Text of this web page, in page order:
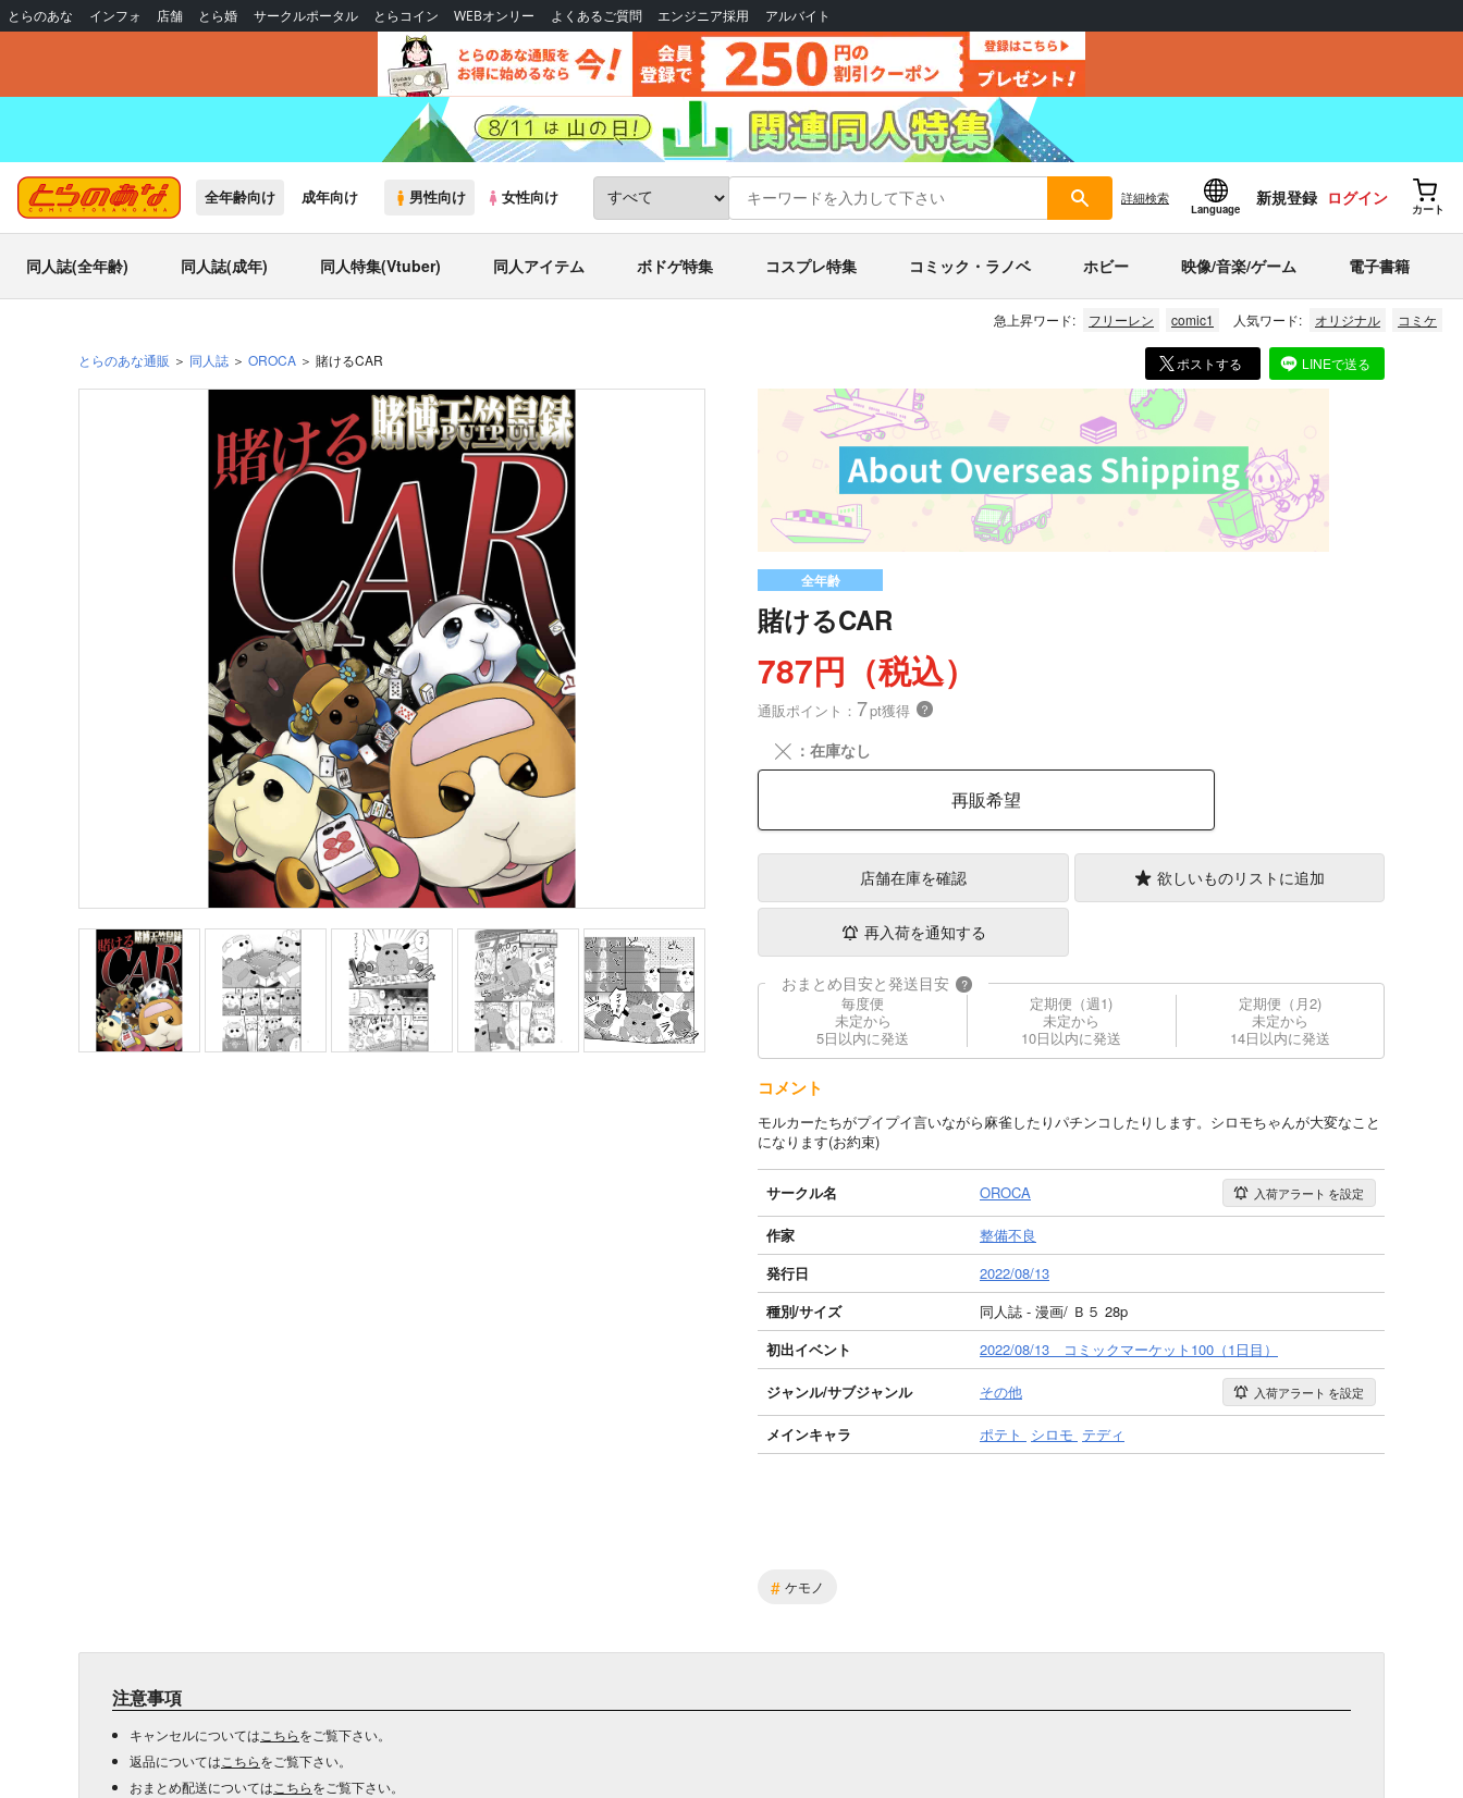
とらのあな インフォ 店舗 とら婚 サークルポータル とらコイン WEBオンリー よくあるご質問 エンジニア採用 アルバイト
全年齢向け 成年向け 男性向け 女性向け 詳細検索
Language
新規登録 ログイン
カート
同人誌(全年齢) 同人誌(成年) 同人特集(Vtuber) 同人アイテム ボドゲ特集 コスプレ特集 コミック・ラノベ ホビー 映像/音楽/ゲーム 電子書籍
急上昇ワード: フリーレン comic1 人気ワード: オリジナル コミケ
とらのあな通販 同人誌 OROCA 賭けるCAR ポストする LINEで送る
全年齢
賭けるCAR
787円（税込）
通販ポイント： 7pt獲得 ？
╳ ：在庫なし
再販希望
店舗在庫を確認 欲しいものリストに追加
再入荷を通知する
おまとめ目安と発送目安 ?
毎度便
未定から
5日以内に発送
定期便（週1)
未定から
10日以内に発送
定期便（月2)
未定から
14日以内に発送
コメント
モルカーたちがプイプイ言いながら麻雀したりパチンコしたりします。シロモちゃんが大変なこと
になります(お約束)
サークル名 OROCA 入荷アラート を設定
作家
整備不良
発行日
2022/08/13
種別/サイズ
同人誌 - 漫画/ Ｂ５ 28p
初出イベント
2022/08/13 コミックマーケット100（1日目）
ジャンル/サブジャンル その他 入荷アラート を設定
メインキャラ ポテト シロモ テディ
# ケモノ
注意事項
キャンセルについては こちらをご覧下さい。
返品については こちらをご覧下さい。
おまとめ配送については こちらをご覧下さい。